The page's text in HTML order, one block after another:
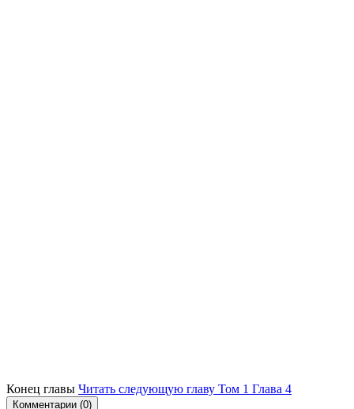
Конец главы Читать следующую главу Том 1 Глава 4
Комментарии (0)